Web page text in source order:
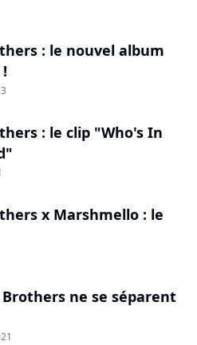
: le nouvel album
: le clip "Who's In
x Marshmello : le
Brothers ne se séparent